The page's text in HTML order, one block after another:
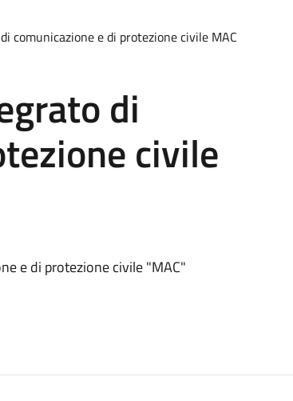
comunicazione e di protezione civile MAC
di
civile
e di protezione civile "MAC"